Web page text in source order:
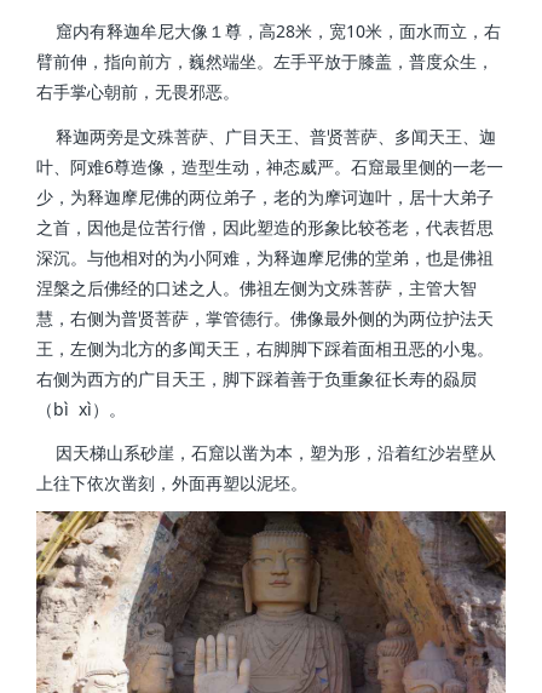
窟内有释迦牟尼大像１尊，高28米，宽10米，面水而立，右
臂前伸，指向前方，巍然端坐。左手平放于膝盖，普度众生，
右手掌心朝前，无畏邪恶。
释迦两旁是文殊菩萨、广目天王、普贤菩萨、多闻天王、迦
叶、阿难6尊造像，造型生动，神态威严。石窟最里侧的一老一
少，为释迦摩尼佛的两位弟子，老的为摩诃迦叶，居十大弟子
之首，因他是位苦行僧，因此塑造的形象比较苍老，代表哲思
深沉。与他相对的为小阿难，为释迦摩尼佛的堂弟，也是佛祖
涅槃之后佛经的口述之人。佛祖左侧为文殊菩萨，主管大智
慧，右侧为普贤菩萨，掌管德行。佛像最外侧的为两位护法天
王，左侧为北方的多闻天王，右脚脚下踩着面相丑恶的小鬼。
右侧为西方的广目天王，脚下踩着善于负重象征长寿的赑屃
（bì xì）。
因天梯山系砂崖，石窟以凿为本，塑为形，沿着红沙岩壁从
上往下依次凿刻，外面再塑以泥坯。